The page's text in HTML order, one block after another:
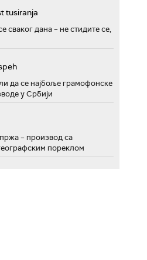
tusiranja
сваког дана – не стидите се,
да се најбоље грамофонске
у Србији
– производ са
пореклом